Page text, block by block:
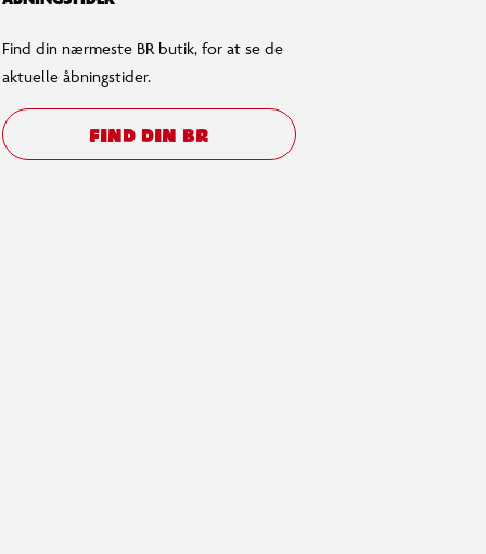
Find din nærmeste BR butik, for at se de
aktuelle åbningstider.
FIND DIN BR